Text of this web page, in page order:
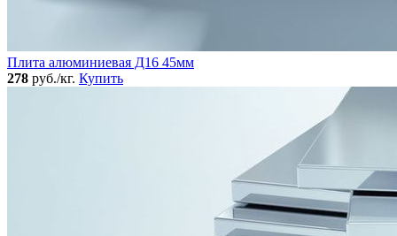
Плита алюминиевая Д16 45мм
278 руб./кг. Купить